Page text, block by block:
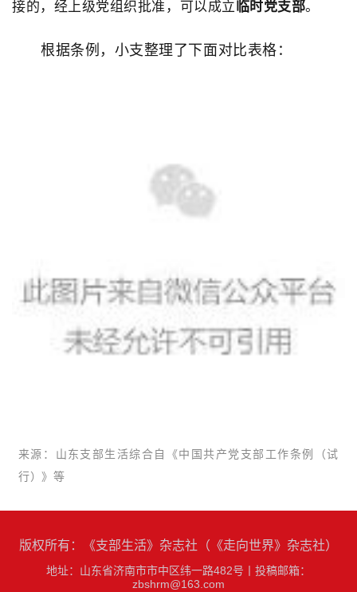
接的，经上级党组织批准，可以成立临时党支部。
根据条例，小支整理了下面对比表格：
来源： 山东支部生活综合自《中国共产党支部工作条例（试
行）》等
版权所有：《支部生活》杂志社（《走向世界》杂志社）
地址：山东省济南市市中区纬一路482号
投稿邮箱：
zbshrm@163.com